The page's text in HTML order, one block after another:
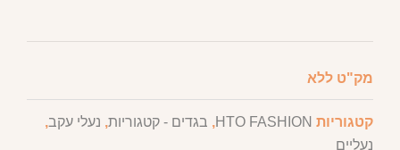
מק"ט ללא
קטגוריות HTO FASHION
, בגדים - קטגוריות, נעלי עקב,
נעליים